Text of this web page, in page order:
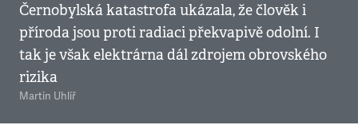
Černobylská katastrofa ukázala, že člověk i
příroda jsou proti radiaci překvapivě odolní. I
tak je však elektrárna dál zdrojem obrovského
rizika
Martin Uhlíř